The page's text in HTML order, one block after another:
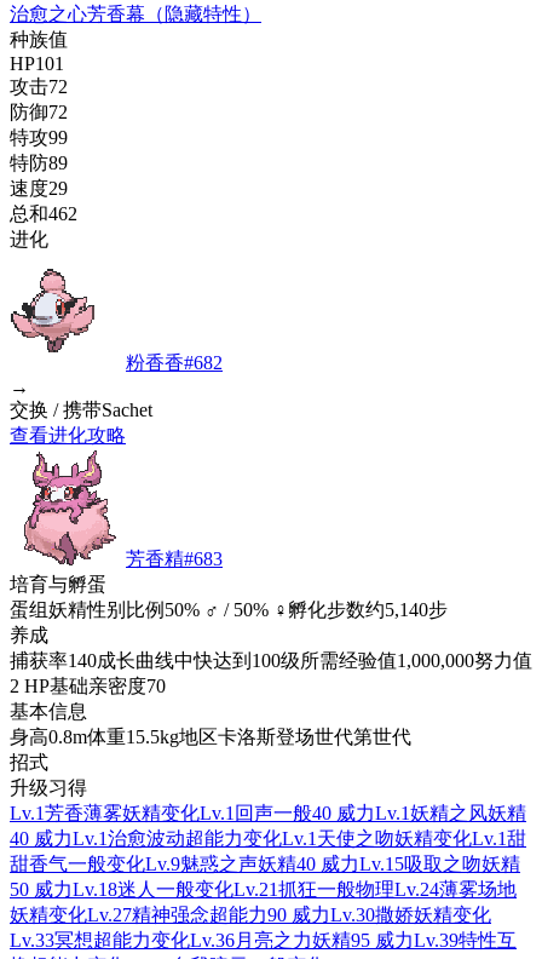
治愈之心芳香幕 （隐藏特性）
种族值
HP101
攻击72
防御72
特攻99
特防89
速度29
总和462
进化
粉香香#682
→
交换 / 携带Sachet
查看进化攻略
芳香精#683
培育与孵蛋
蛋组妖精性别比例 50% ♂ / 50% ♀ 孵化步数约5,140步
养成
捕获率140成长曲线中快达到100级所需经验值1,000,000努力值
2 HP基础亲密度70
基本信息
身高0.8m体重15.5kg地区卡洛斯登场世代第世代
招式
升级习得
Lv.1芳香薄雾妖精变化Lv.1 回声一般40 威力Lv.1妖精之风妖精
40 威力Lv.1治愈波动超能力变化Lv.1 天使之吻妖精变化Lv.1甜
甜香气一般变化Lv.9魅惑之声妖精40 威力Lv.15吸取之吻妖精
50 威力Lv.18迷人 一般变化Lv.21抓狂一般物理Lv.24薄雾场地
妖精变化Lv.27精神强念超能力90 威力Lv.30撒娇妖精变化
Lv.33冥想超能力变化Lv.36月亮之力妖精95 威力Lv.39特性互